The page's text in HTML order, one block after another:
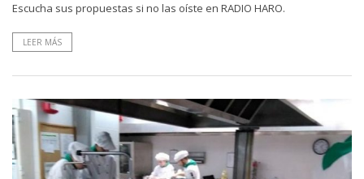
Escucha sus propuestas si no las oíste en RADIO HARO.
LEER MÁS